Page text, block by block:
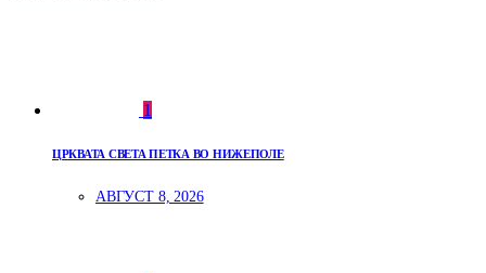
1
ЦРКВАТА СВЕТА ПЕТКА ВО НИЖЕПОЛЕ
АВГУСТ 8, 2026